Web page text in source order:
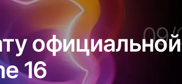
официальной
16